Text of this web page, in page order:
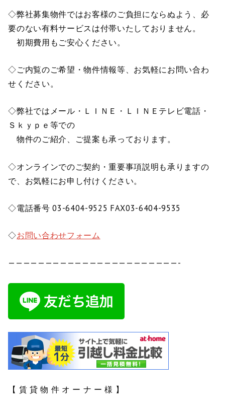
◇弊社募集物件ではお客様のご負担にならぬよう、必
要のない有料サービスは付帯いたしておりません。
初期費用もご安心ください。
◇ご内覧のご希望・物件情報等、お気軽にお問い合わ
せください。
◇弊社ではメール・ＬＩＮＥ・ＬＩＮＥテレビ電話・
Ｓｋｙｐｅ等での
物件のご紹介、ご提案も承っております。
◇オンラインでのご契約・重要事項説明も承りますの
で、お気軽にお申し付けください。
◇電話番号 03-6404-9525 FAX03-6404-9535
◇お問い合わせフォーム
———————————————————————-
【 賃 貸 物 件 オ ー ナ ー 様 】